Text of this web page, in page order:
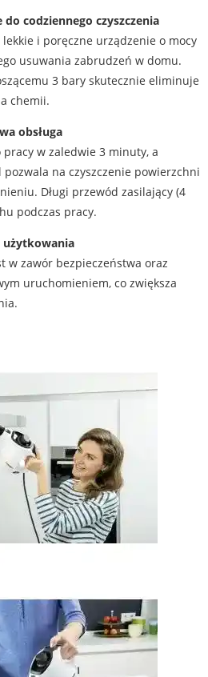
codziennego czyszczenia
i poręczne urządzenie o mocy
usuwania zabrudzeń w domu.
3 bary skutecznie eliminuje
chemii.
obsługa
w zaledwie 3 minuty, a
na czyszczenie powierzchni
Długi przewód zasilający (4
podczas pracy.
użytkowania
w zawór bezpieczeństwa oraz
uruchomieniem, co zwiększa